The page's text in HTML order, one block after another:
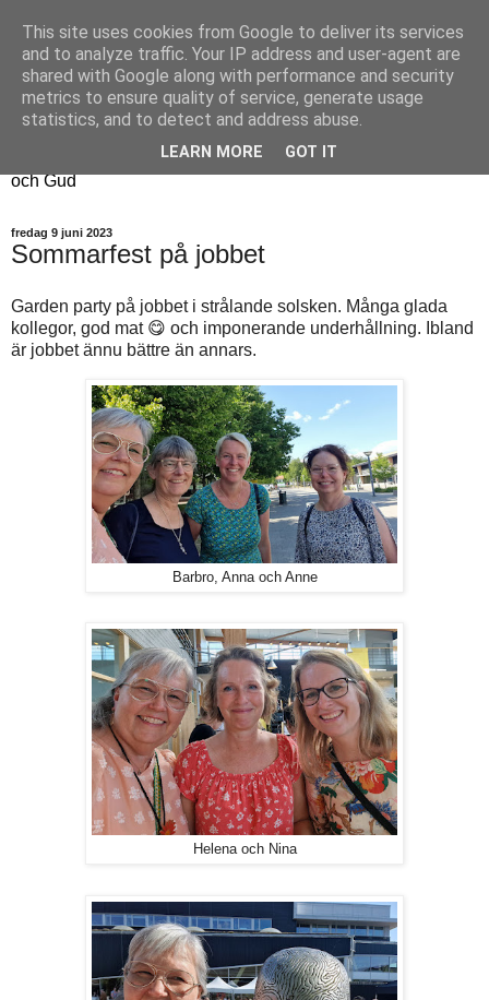
Fyren
Fyren finns för att sprida ljus i mörkret
För att påminna om guldkanterna i tillvaron
Här samsas jakt, hantverk, odling, och andra tankar om livet
och Gud
fredag 9 juni 2023
Sommarfest på jobbet
Garden party på jobbet i strålande solsken. Många glada
kollegor, god mat 😋 och imponerande underhållning. Ibland
är jobbet ännu bättre än annars.
Barbro, Anna och Anne
Helena och Nina
This site uses cookies from Google to deliver its services
and to analyze traffic. Your IP address and user-agent are
shared with Google along with performance and security
metrics to ensure quality of service, generate usage
statistics, and to detect and address abuse.
LEARN MORE GOT IT